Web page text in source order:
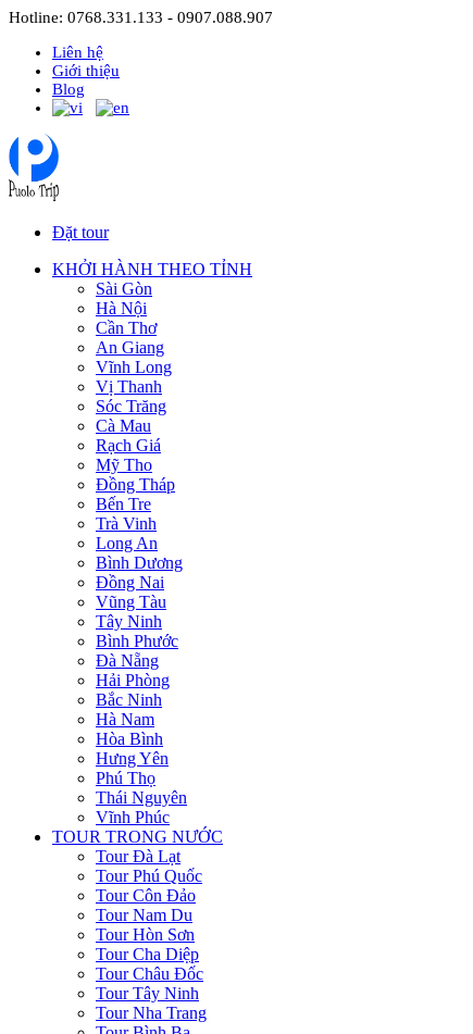
Hotline: 0768.331.133 - 0907.088.907
Liên hệ
Giới thiệu
Blog
Đặt tour
KHỞI HÀNH THEO TỈNH
Sài Gòn
Hà Nội
Cần Thơ
An Giang
Vĩnh Long
Vị Thanh
Sóc Trăng
Cà Mau
Rạch Giá
Mỹ Tho
Đồng Tháp
Bến Tre
Trà Vinh
Long An
Bình Dương
Đồng Nai
Vũng Tàu
Tây Ninh
Bình Phước
Đà Nẵng
Hải Phòng
Bắc Ninh
Hà Nam
Hòa Bình
Hưng Yên
Phú Thọ
Thái Nguyên
Vĩnh Phúc
TOUR TRONG NƯỚC
Tour Đà Lạt
Tour Phú Quốc
Tour Côn Đảo
Tour Nam Du
Tour Hòn Sơn
Tour Cha Diệp
Tour Châu Đốc
Tour Tây Ninh
Tour Nha Trang